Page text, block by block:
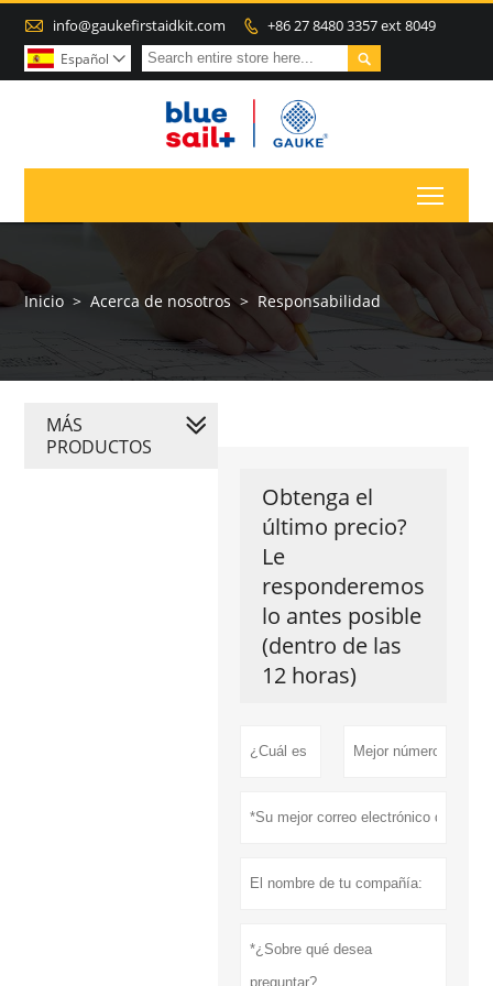
 info@gaukefirstaidkit.com  +86 27 8480 3357 ext 8049

Español 
Inicio > Acerca de nosotros > Responsabilidad
Obtenga el
último precio?
Le
responderemos
lo antes posible
(dentro de las
12 horas)
MÁS
PRODUCTOS